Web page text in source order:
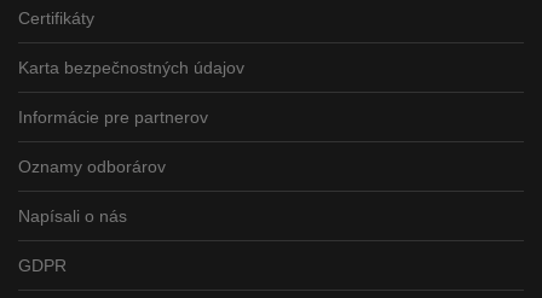
Certifikáty
Karta bezpečnostných údajov
Informácie pre partnerov
Oznamy odborárov
Napísali o nás
GDPR